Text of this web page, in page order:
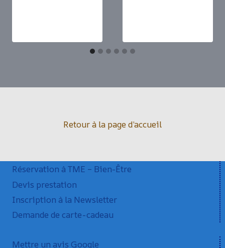
Retour à la page d’accueil
Réservation à TME – Bien-Être
Devis prestation
Inscription à la Newsletter
Demande de carte-cadeau
Mettre un avis Google